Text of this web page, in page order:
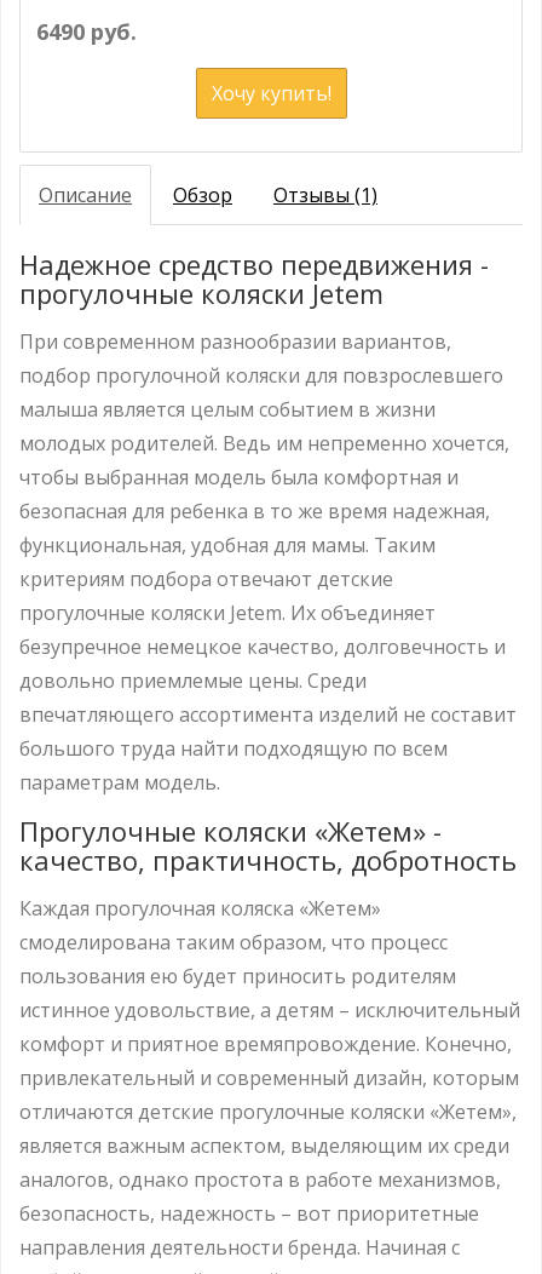
6490 руб.
Хочу купить!
Описание Обзор Отзывы (1)
Надежное средство передвижения -
прогулочные коляски Jetem
При современном разнообразии вариантов,
подбор прогулочной коляски для повзрослевшего
малыша является целым событием в жизни
молодых родителей. Ведь им непременно хочется,
чтобы выбранная модель была комфортная и
безопасная для ребенка в то же время надежная,
функциональная, удобная для мамы. Таким
критериям подбора отвечают детские
прогулочные коляски Jetem. Их объединяет
безупречное немецкое качество, долговечность и
довольно приемлемые цены. Среди
впечатляющего ассортимента изделий не составит
большого труда найти подходящую по всем
параметрам модель.
Прогулочные коляски «Жетем» -
качество, практичность, добротность
Каждая прогулочная коляска «Жетем»
смоделирована таким образом, что процесс
пользования ею будет приносить родителям
истинное удовольствие, а детям – исключительный
комфорт и приятное времяпровождение. Конечно,
привлекательный и современный дизайн, которым
отличаются детские прогулочные коляски «Жетем»,
является важным аспектом, выделяющим их среди
аналогов, однако простота в работе механизмов,
безопасность, надежность – вот приоритетные
направления деятельности бренда. Начиная с